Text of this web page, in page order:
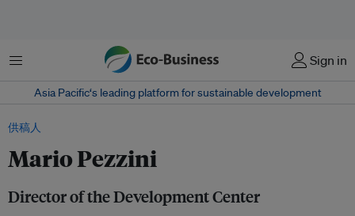
菜单 Sign in
Asia Pacific‘s leading platform for sustainable development
供稿人
Mario Pezzini
Director of the Development Center